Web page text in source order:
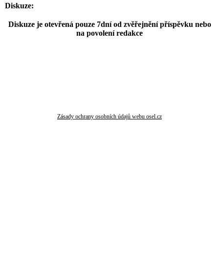
Diskuze:
Diskuze je otevřená pouze 7dní od zvěřejnění příspěvku nebo
na povolení redakce
Zásady ochrany osobních údajů webu osel.cz